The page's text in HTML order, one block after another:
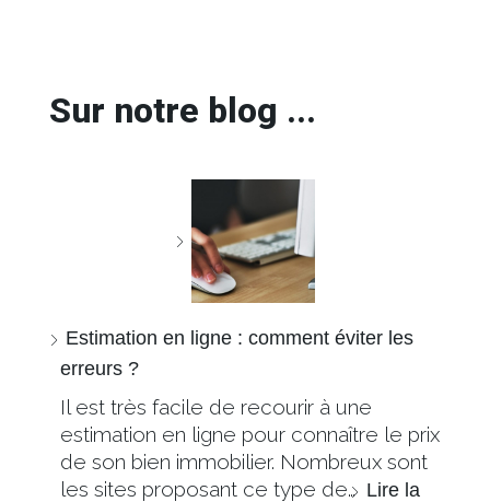
Sur notre blog ...
Estimation en ligne : comment éviter les
erreurs ?
Il est très facile de recourir à une
estimation en ligne pour connaître le prix
de son bien immobilier. Nombreux sont
les sites proposant ce type de… Lire la